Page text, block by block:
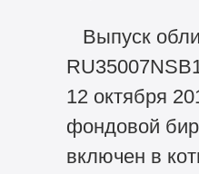
Выпуск
12 октября
фондовой
включен в